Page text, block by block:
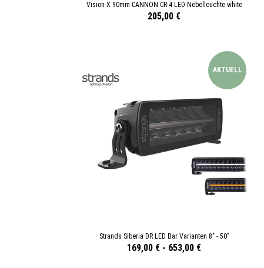
Vision-X 90mm CANNON CR-4 LED Nebelleuchte white
205,00 €
AKTUELL
Strands Siberia DR LED Bar Varianten 8" - 50"
169,00 € - 653,00 €